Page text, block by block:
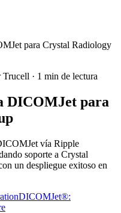
para Crystal Radiology
Trucell · 1 min de lectura
DICOMJet para
vía Ripple
soporte a Crystal
un despliegue exitoso en
DICOMJet®: